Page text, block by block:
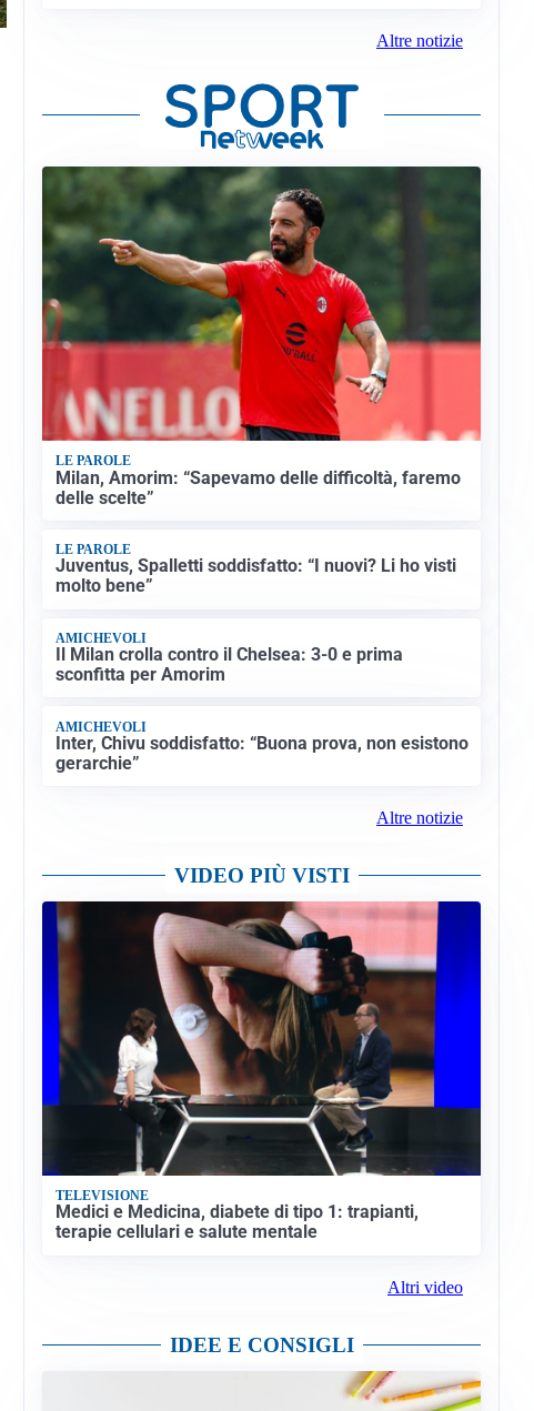
Altre notizie
LE PAROLE
Milan, Amorim: “Sapevamo delle difficoltà, faremo
delle scelte”
LE PAROLE
Juventus, Spalletti soddisfatto: “I nuovi? Li ho visti
molto bene”
AMICHEVOLI
Il Milan crolla contro il Chelsea: 3-0 e prima
sconfitta per Amorim
AMICHEVOLI
Inter, Chivu soddisfatto: “Buona prova, non esistono
gerarchie”
Altre notizie
VIDEO PIÙ VISTI
TELEVISIONE
Medici e Medicina, diabete di tipo 1: trapianti,
terapie cellulari e salute mentale
Altri video
IDEE E CONSIGLI